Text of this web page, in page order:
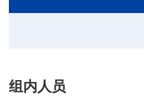
组内人员